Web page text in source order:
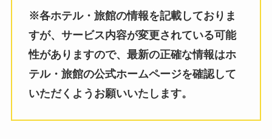
※各ホテル・旅館の情報を記載しておりま
すが、サービス内容が変更されている可能
性がありますので、最新の正確な情報はホ
テル・旅館の公式ホームページを確認して
いただくようお願いいたします。